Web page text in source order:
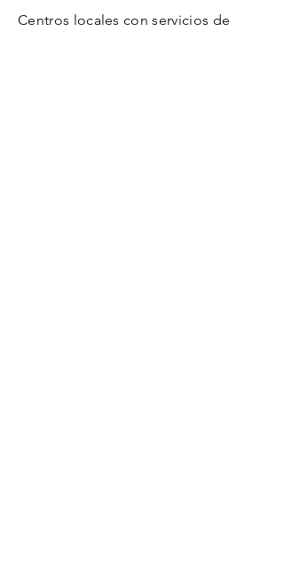
Centros locales con servicios de